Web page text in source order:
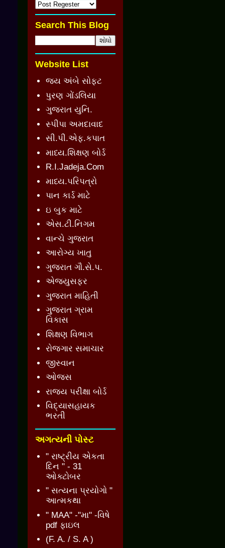
Search This Blog
Website List
જય અંબે સોફ્ટ
પુરણ ગોંડલિયા
ગુજરાત યુનિ.
સ્પીપા અમદાવાદ
સી.પી.એફ.કપાત
માધ્ય.શિક્ષણ બોર્ડ
R.I.Jadeja.Com
માધ્ય.પરિપત્રો
પાન કાર્ડ માટે
ઇ બુક માટે
એસ.ટી.નિગમ
વાન્ચે ગુજરાત
આરોગ્ય ખાતુ
ગુજરાત ગૌ.સે.પ.
એજ્યુસફર
ગુજરાત માહિતી
ગુજરાત ગ્રામ
વિકાસ
શિક્ષણ વિભાગ
રોજગાર સમાચાર
જીસ્વાન
ઓજસ
રાજ્ય પરીક્ષા બોર્ડ
વિદ્યાસહાયક
ભરતી
અગત્યની પોસ્ટ
" રાષ્ટ્રીય એકતા
દિન " - 31
ઓક્ટોબર
" સત્યના પ્રયોગો "
આત્મકથા
" MAA" -"મા" -વિષે
pdf ફાઇલ
(F. A. / S. A )